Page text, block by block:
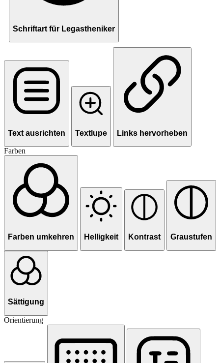
Schriftart für Legastheniker
Text ausrichten Textlupe Links hervorheben
Farben
Farben umkehren Helligkeit Kontrast Graustufen
Sättigung
Orientierung